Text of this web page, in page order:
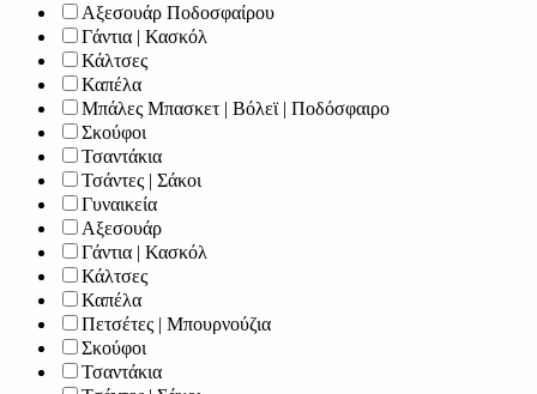
Αξεσουάρ Ποδοσφαίρου
Γάντια | Κασκόλ
Κάλτσες
Καπέλα
Μπάλες Μπασκετ | Βόλεϊ | Ποδόσφαιρο
Σκούφοι
Τσαντάκια
Τσάντες | Σάκοι
Γυναικεία
Αξεσουάρ
Γάντια | Κασκόλ
Κάλτσες
Καπέλα
Πετσέτες | Μπουρνούζια
Σκούφοι
Τσαντάκια